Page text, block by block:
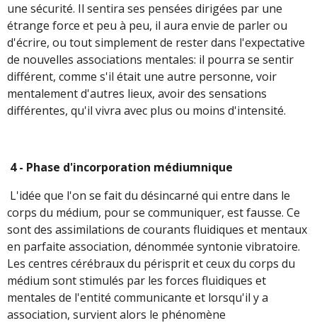
une sécurité. Il sentira ses pensées dirigées par une
étrange force et peu à peu, il aura envie de parler ou
d'écrire, ou tout simplement de rester dans l'expectative
de nouvelles associations mentales: il pourra se sentir
différent, comme s'il était une autre personne, voir
mentalement d'autres lieux, avoir des sensations
différentes, qu'il vivra avec plus ou moins d'intensité.
4 - Phase d'incorporation médiumnique
L'idée que l'on se fait du désincarné qui entre dans le
corps du médium, pour se communiquer, est fausse. Ce
sont des assimilations de courants fluidiques et mentaux
en parfaite association, dénommée syntonie vibratoire.
Les centres cérébraux du périsprit et ceux du corps du
médium sont stimulés par les forces fluidiques et
mentales de l'entité communicante et lorsqu'il y a
association, survient alors le phénomène